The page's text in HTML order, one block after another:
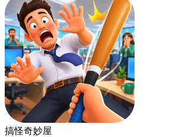
搞怪奇妙屋